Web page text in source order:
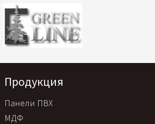
Продукция
Панели ПВХ
МДФ